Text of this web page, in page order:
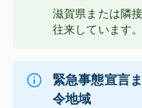
滋賀県 または隣
往来しています。
緊急事態宣言
令地域